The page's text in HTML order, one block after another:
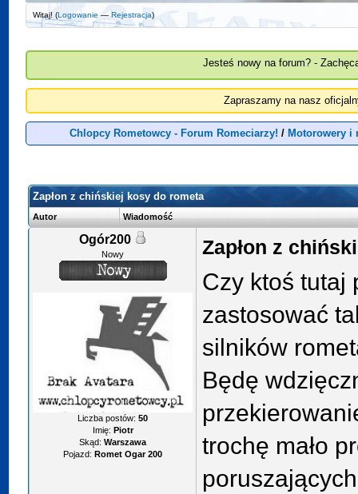
Witaj! (Logowanie —Rejestracja)
Jesteś nowy na forum? -
Zapraszamy na nasz
Chlopcy Rometowcy - Forum Romeciarzy! / Motorowery i
Zapłon z chińskiej kosy do rometa
Autor Wiadomość
Ogór200
Nowy
Liczba postów:50
Imię: Piotr
Skąd: Warszawa
Pojazd: Romet Ogar 200
Zapłon z
Czy ktoś tutaj
zastosować
silników
Będę
trochę mało